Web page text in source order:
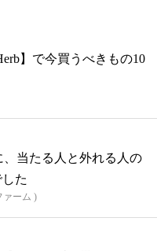
】で今買うべきもの10
、当たる人と外れる人の
た
ァーム )